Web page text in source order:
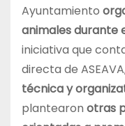
Ayuntamiento
animales durante
iniciativa que
directa de
técnica y
plantearon otras